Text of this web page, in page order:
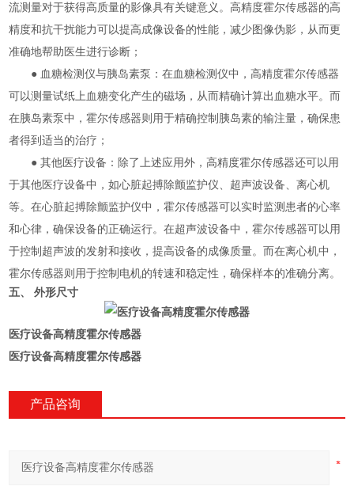
流测量对于获得高质量的影像具有关键意义。高精度霍尔传感器的高
精度和抗干扰能力可以提高成像设备的性能，减少图像伪影，从而更
准确地帮助医生进行诊断；
● 血糖检测仪与胰岛素泵：在血糖检测仪中，高精度霍尔传感器
可以测量试纸上血糖变化产生的磁场，从而精确计算出血糖水平。而
在胰岛素泵中，霍尔传感器则用于精确控制胰岛素的输注量，确保患
者得到适当的治疗；
● 其他医疗设备：除了上述应用外，高精度霍尔传感器还可以用
于其他医疗设备中，如心脏起搏除颤监护仪、超声波设备、离心机
等。在心脏起搏除颤监护仪中，霍尔传感器可以实时监测患者的心率
和心律，确保设备的正确运行。在超声波设备中，霍尔传感器可以用
于控制超声波的发射和接收，提高设备的成像质量。而在离心机中，
霍尔传感器则用于控制电机的转速和稳定性，确保样本的准确分离。
五、 外形尺寸
医疗设备高精度霍尔传感器
医疗设备高精度霍尔传感器
产品咨询